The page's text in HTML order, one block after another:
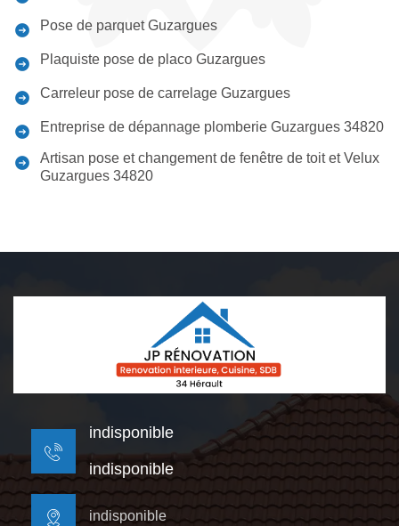
Pose de parquet Guzargues
Plaquiste pose de placo Guzargues
Carreleur pose de carrelage Guzargues
Entreprise de dépannage plomberie Guzargues 34820
Artisan pose et changement de fenêtre de toit et Velux
Guzargues 34820
indisponible
indisponible
indisponible